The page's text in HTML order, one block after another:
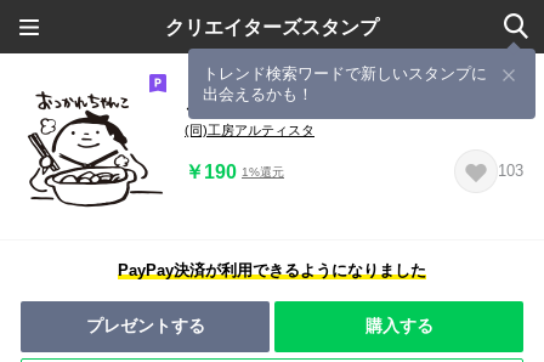
クリエイターズスタンプ
トレンド検索ワードで新しいスタンプに
出会えるかも！
ごっちゃん ちゃんこちゃん
(同)工房アルティスタ
￥190 1%還元 103
PayPay決済が利用できるようになりました
プレゼントする 購入する